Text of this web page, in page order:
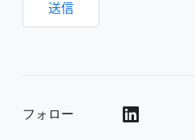
送信
フォロー